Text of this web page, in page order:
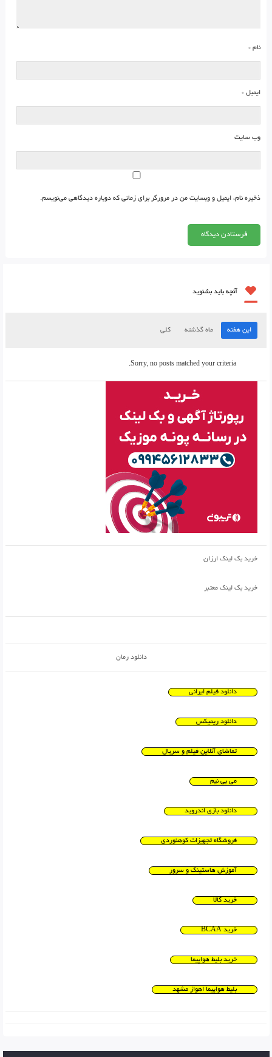
نام *
ایمیل *
وب‌ سایت
ذخیره نام، ایمیل و وبسایت من در مرورگر برای زمانی که دوباره دیدگاهی می‌نویسم.
آنچه باید بشنوید
این هفته ماه گذشته کلی
Sorry, no posts matched your criteria.
خرید بک لینک ارزان
خرید بک لینک معتبر
دانلود رمان
دانلود فیلم ایرانی
دانلود ریمیکس
تماشای آنلاین فیلم و سریال
می بی نیم
دانلود بازی اندروید
فروشگاه تجهیزات کوهنوردی
آموزش هاستینگ و سرور
خرید کالا
خرید BCAA
خرید بلیط هواپیما
بلیط هواپیما اهواز مشهد